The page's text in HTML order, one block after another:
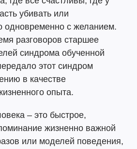
убивать или
одновременно с желанием.
разговоров старшее
синдрома обученной
этот синдром
в качестве
опыта.
– это быстрое,
жизненно важной
или моделей поведения,